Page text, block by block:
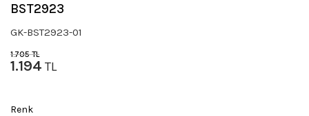
BST2923
GK-BST2923-01
1.705TL
1.194 TL
Renk